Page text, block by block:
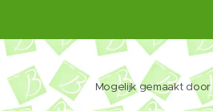
Mogelijk gemaakt door